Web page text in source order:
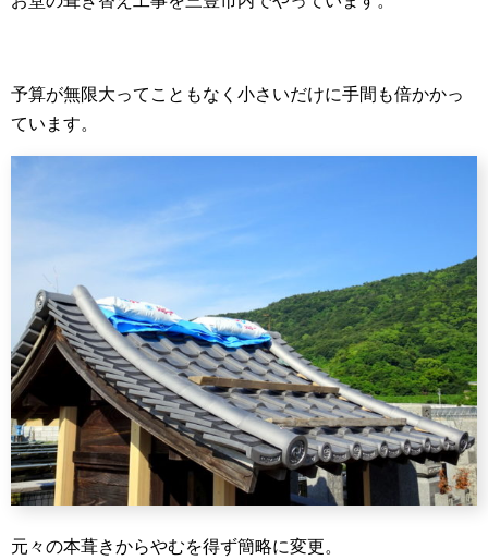
予算が無限大ってこともなく小さいだけに手間も倍かかっ
ています。
元々の本葺きからやむを得ず簡略に変更。